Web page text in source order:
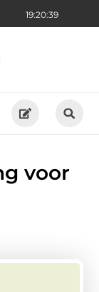
19:20:40
voor